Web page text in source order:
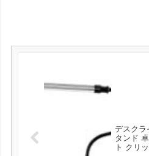
デスクラ
タンド
ト クリ